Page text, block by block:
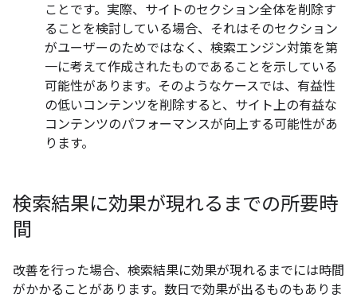
ことです。実際、サイトのセクション全体を削除す
ることを検討している場合、それはそのセクション
がユーザーのためではなく、検索エンジン対策を第
一に考えて作成されたものであることを示している
可能性があります。そのようなケースでは、有益性
の低いコンテンツを削除すると、サイト上の有益な
コンテンツのパフォーマンスが向上する可能性があ
ります。
検索結果に効果が現れるまでの所要時
間
改善を行った場合、検索結果に効果が現れるまでには時間
がかかることがあります。数日で効果が出るものもありま